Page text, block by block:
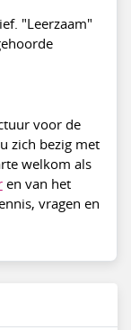
"Leerzaam"
voor de
zich bezig met
welkom als
en van het
vragen en